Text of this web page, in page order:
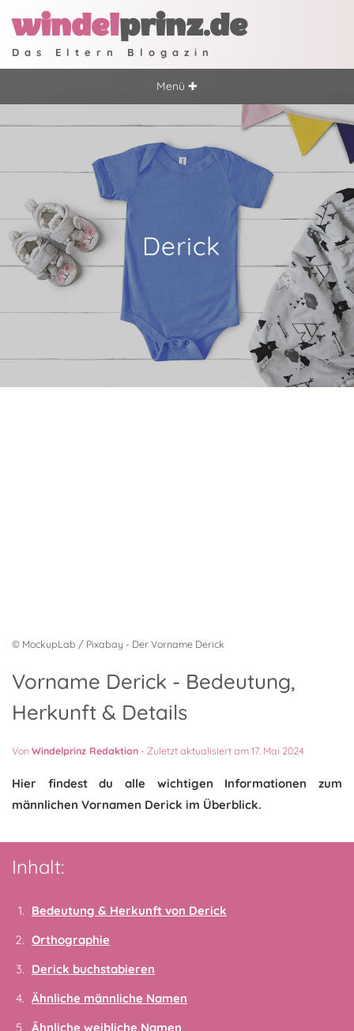
windelprinz.de
Das Eltern Blogazin
Menü ✚
Derick
© MockupLab / Pixabay - Der Vorname Derick
Vorname Derick - Bedeutung,
Herkunft & Details
VonWindelprinz Redaktion - Zuletzt aktualisiert am 17. Mai 2024
Hier findest du alle wichtigen Informationen zum
männlichen Vornamen Derick im Überblick.
Inhalt:
Bedeutung & Herkunft von Derick
Orthographie
Derick buchstabieren
Ähnliche männliche Namen
Ähnliche weibliche Namen